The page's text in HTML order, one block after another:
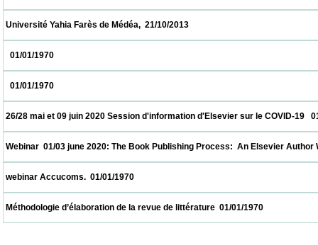
Université Yahia Farès de Médéa,  21/10/2013
01/01/1970
01/01/1970
26/28 mai et 09 juin 2020 Session d'information d'Elsevier sur le
Webinar  01/03 june 2020: The Book Publishing Process:  An
webinar Accucoms.  01/01/1970
Méthodologie d’élaboration de la revue de littérature  01/01/